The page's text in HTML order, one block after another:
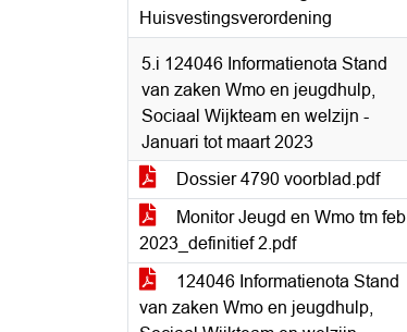
Huisvestingsverordening
5.i 124046 Informatienota Stand
van zaken Wmo en jeugdhulp,
Sociaal Wijkteam en welzijn -
Januari tot maart 2023
Dossier 4790 voorblad.pdf
Monitor Jeugd en Wmo tm feb
2023_definitief 2.pdf
124046 Informatienota Stand
van zaken Wmo en jeugdhulp,